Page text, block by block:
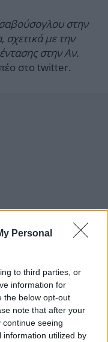
Personal
to third parties, or
information for
the below opt-out
note that after your
seeing
information utilized by
στην
σχετικά με την
στην Αν.
στο twitter.